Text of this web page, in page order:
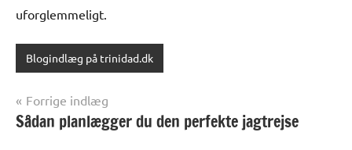
uforglemmeligt.
Blogindlæg på trinidad.dk
Indlægsnavigation
Forrige indlæg
Sådan planlægger du den perfekte jagtrejse